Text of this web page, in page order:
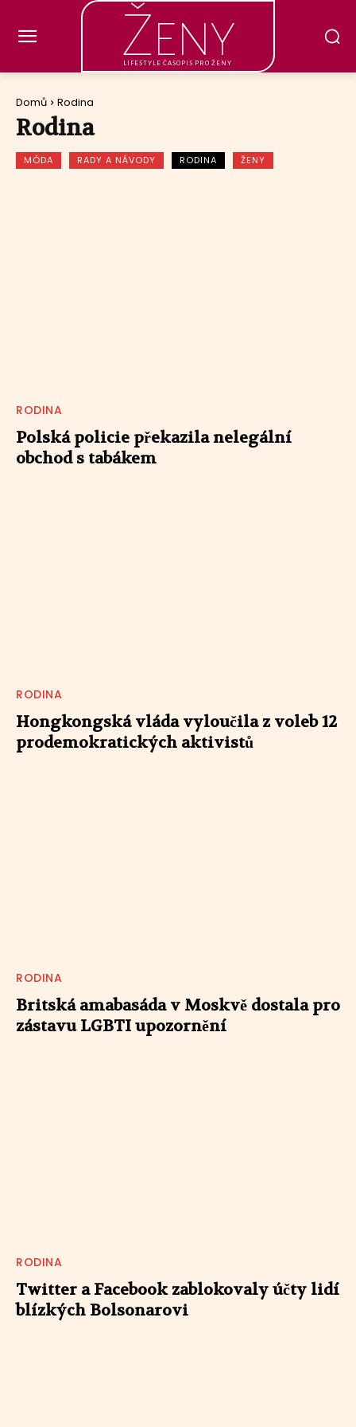
Ženy
LIFESTYLE ČASOPIS PRO ŽENY
Domů Rodina
Rodina
MÓDA RADY A NÁVODY RODINA ŽENY
RODINA
Polská policie překazila nelegální
obchod s tabákem
RODINA
Hongkongská vláda vyloučila z voleb 12
prodemokratických aktivistů
RODINA
Britská amabasáda v Moskvě dostala pro
zástavu LGBTI upozornění
RODINA
Twitter a Facebook zablokovaly účty lidí
blízkých Bolsonarovi